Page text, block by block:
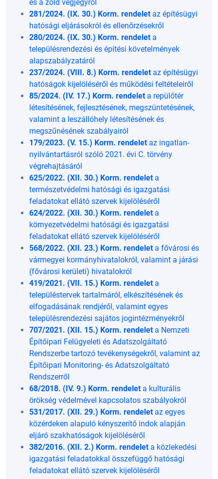
és a zöld végjegyről
281/2024. (IX. 30.) Korm. rendelet az építésügyi
hatósági eljárásokról és ellenőrzésekről
280/2024. (IX. 30.) Korm. rendelet a
településrendezési és építési követelmények
alapszabályzatáról
237/2024. (VIII. 8.) Korm. rendeletaz építésügyi
hatóságok kijelöléséről és működési feltételeiről
85/2024. (IV. 17.) Korm. rendeleta repülőtér
létesítésének, fejlesztésének, megszüntetésének,
valamint a leszállóhely létesítésének és
megszűnésének szabályairól
179/2023. (V. 15.) Korm. rendeletaz ingatlan-
nyilvántartásról szóló 2021. évi C. törvény
végrehajtásáról
625/2022. (XII. 30.) Korm. rendeleta
természetvédelmi hatósági és igazgatási
feladatokat ellátó szervek kijelöléséről
624/2022. (XII. 30.) Korm. rendeleta
környezetvédelmi hatósági és igazgatási
feladatokat ellátó szervek kijelöléséről
568/2022. (XII. 23.) Korm. rendeleta fővárosi és
vármegyei kormányhivatalokról, valamint a járási
(fővárosi kerületi) hivatalokról
419/2021. (VII. 15.) Korm. rendeleta
településtervek tartalmáról, elkészítésének és
elfogadásának rendjéről, valamint egyes
településrendezési sajátos jogintézményekről
707/2021. (XII. 15.) Korm. rendeleta Nemzeti
Építőipari Felügyeleti és Adatszolgáltató
Rendszerbe tartozó tevékenységekről, valamint az
Építőipari Monitoring- és Adatszolgáltató
Rendszerről
68/2018. (IV. 9.) Korm. rendeleta kulturális
örökség védelmével kapcsolatos szabályokról
531/2017. (XII. 29.) Korm. rendeletaz egyes
közérdeken alapuló kényszerítő indok alapján
eljáró szakhatóságok kijelöléséről
382/2016. (XII. 2.) Korm. rendeleta közlekedési
igazgatási feladatokkal összefüggő hatósági
feladatokat ellátó szervek kijelöléséről